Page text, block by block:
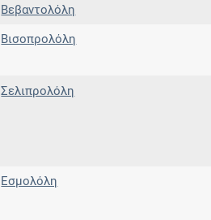
Βεβαντολόλη
Βισοπρολόλη
Σελιπρολόλη
Εσμολόλη